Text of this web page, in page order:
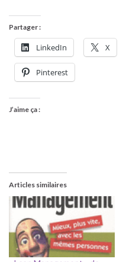
Partager :
LinkedIn X
Pinterest
J’aime ça :
Articles similaires